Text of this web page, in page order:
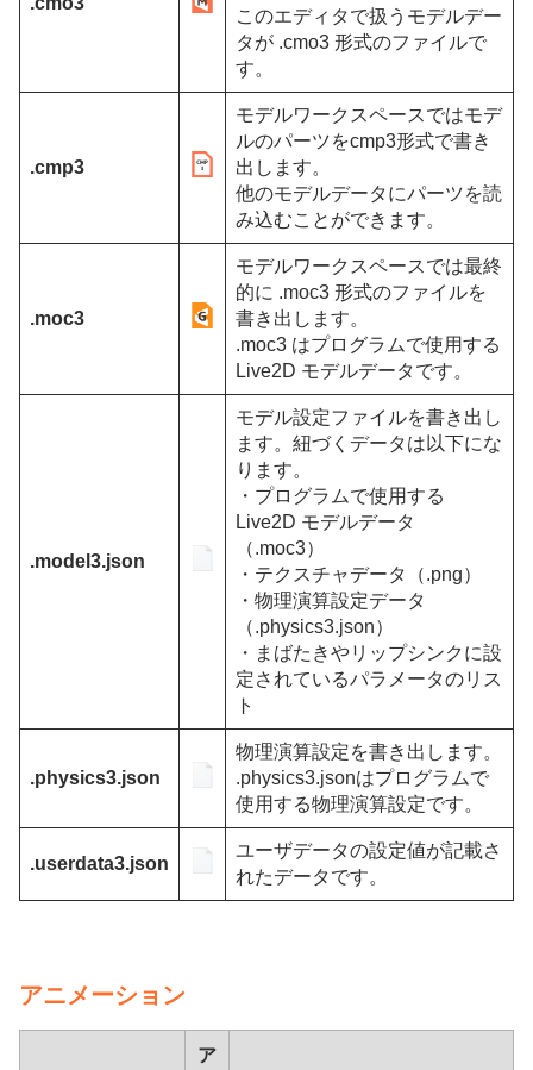
このエディタで扱うモデルデー
タが .cmo3 形式のファイルで
す。
.cmp3
モデルワークスペースではモデ
ルのパーツをcmp3形式で書き
出します。
他のモデルデータにパーツを読
み込むことができます。
.moc3
モデルワークスペースでは最終
的に .moc3 形式のファイルを
書き出します。
.moc3 はプログラムで使用する
Live2D モデルデータです。
.model3.json
モデル設定ファイルを書き出し
ます。紐づくデータは以下にな
ります。
・プログラムで使用する
Live2D モデルデータ
（.moc3）
・テクスチャデータ（.png）
・物理演算設定データ
（.physics3.json）
・まばたきやリップシンクに設
定されているパラメータのリス
ト
.physics3.json
物理演算設定を書き出します。
.physics3.jsonはプログラムで
使用する物理演算設定です。
.userdata3.json
ユーザデータの設定値が記載さ
れたデータです。
アニメーション
ア